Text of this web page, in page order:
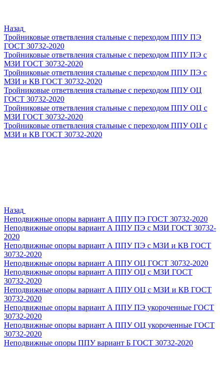
Назад
Тройниковые ответвления стальные с переходом ППУ ПЭ
ГОСТ 30732-2020
Тройниковые ответвления стальные с переходом ППУ ПЭ с
МЗИ ГОСТ 30732-2020
Тройниковые ответвления стальные с переходом ППУ ПЭ с
МЗИ и КВ ГОСТ 30732-2020
Тройниковые ответвления стальные с переходом ППУ ОЦ
ГОСТ 30732-2020
Тройниковые ответвления стальные с переходом ППУ ОЦ с
МЗИ ГОСТ 30732-2020
Тройниковые ответвления стальные с переходом ППУ ОЦ с
МЗИ и КВ ГОСТ 30732-2020
Назад
Неподвижные опоры вариант А ППУ ПЭ ГОСТ 30732-2020
Неподвижные опоры вариант А ППУ ПЭ с МЗИ ГОСТ 30732-
2020
Неподвижные опоры вариант А ППУ ПЭ с МЗИ и КВ ГОСТ
30732-2020
Неподвижные опоры вариант А ППУ ОЦ ГОСТ 30732-2020
Неподвижные опоры вариант А ППУ ОЦ с МЗИ ГОСТ
30732-2020
Неподвижные опоры вариант А ППУ ОЦ с МЗИ и КВ ГОСТ
30732-2020
Неподвижные опоры вариант А ППУ ПЭ укороченные ГОСТ
30732-2020
Неподвижные опоры вариант А ППУ ОЦ укороченные ГОСТ
30732-2020
Неподвижные опоры ППУ вариант Б ГОСТ 30732-2020